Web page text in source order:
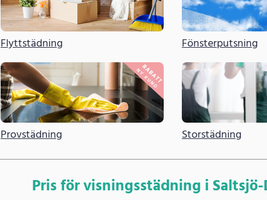
Flyttstädning Fönsterputsning
Provstädning Storstädning
Pris för visningsstädning i